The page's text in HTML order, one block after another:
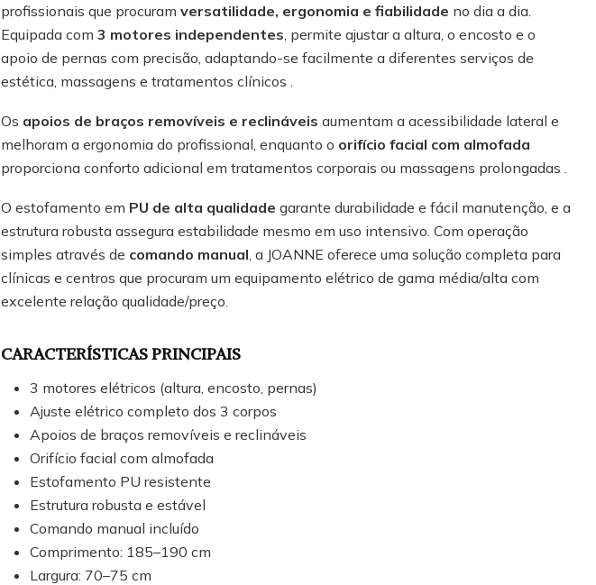
profissionais que procuram versatilidade, ergonomia e fiabilidade no dia a dia.
Equipada com 3 motores independentes , permite ajustar a altura, o encosto e o
apoio de pernas com precisão, adaptando-se facilmente a diferentes serviços de
estética, massagens e tratamentos clínicos .
Os apoios de braços removíveis e reclináveis aumentam a acessibilidade lateral e
melhoram a ergonomia do profissional, enquanto o orifício facial com almofada
proporciona conforto adicional em tratamentos corporais ou massagens prolongadas .
O estofamento em PU de alta qualidade garante durabilidade e fácil manutenção, e a
estrutura robusta assegura estabilidade mesmo em uso intensivo. Com operação
simples através de comando manual , a JOANNE oferece uma solução completa para
clínicas e centros que procuram um equipamento elétrico de gama média/alta com
excelente relação qualidade/preço.
CARACTERÍSTICAS PRINCIPAIS
3 motores elétricos (altura, encosto, pernas)
Ajuste elétrico completo dos 3 corpos
Apoios de braços removíveis e reclináveis
Orifício facial com almofada
Estofamento PU resistente
Estrutura robusta e estável
Comando manual incluído
Comprimento: 185–190 cm
Largura: 70–75 cm